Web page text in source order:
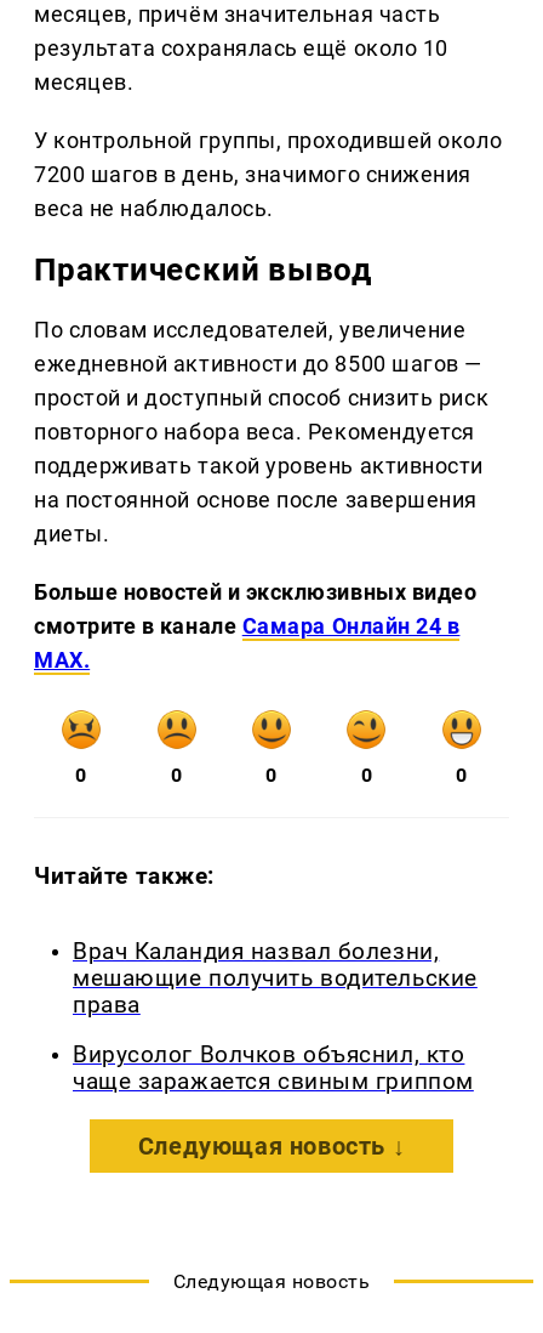
месяцев, причём значительная часть
результата сохранялась ещё около 10
месяцев.
У контрольной группы, проходившей около
7200 шагов в день, значимого снижения
веса не наблюдалось.
Практический вывод
По словам исследователей, увеличение
ежедневной активности до 8500 шагов —
простой и доступный способ снизить риск
повторного набора веса. Рекомендуется
поддерживать такой уровень активности
на постоянной основе после завершения
диеты.
Больше новостей и эксклюзивных видео
смотрите в канале Самара Онлайн 24 в
MAX.
0 0 0 0 0
Читайте также:
Врач Каландия назвал болезни,
мешающие получить водительские
права
Вирусолог Волчков объяснил, кто
чаще заражается свиным гриппом
Следующая новость ↓
Следующая новость